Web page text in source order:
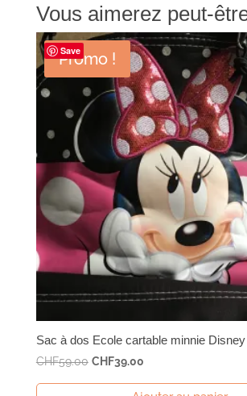
Vous aimerez peut-
Save
Promo !
Sac à dos Ecole cartable minnie Disney
CHF59.00 Le
CHF39.00Le